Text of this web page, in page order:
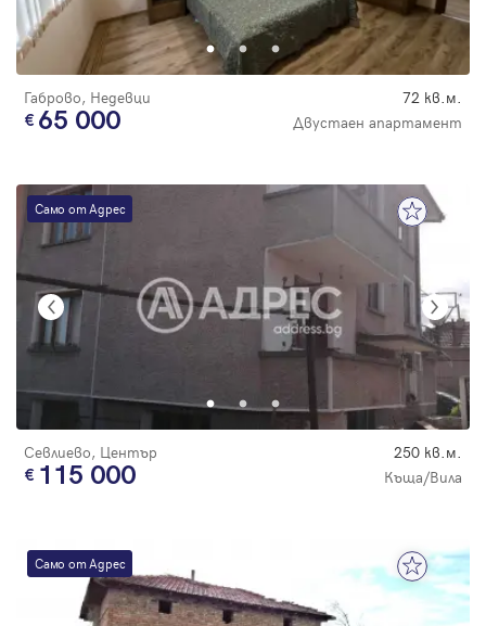
Габрово, Недевци 72 кв.м.
65 000 Двустаен апартамент
Само от Адрес
Севлиево, Център 250 кв.м.
115 000 Къща/Вила
Само от Адрес
Парола